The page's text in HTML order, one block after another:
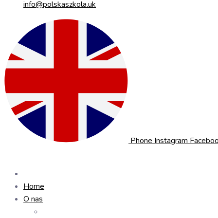
info@polskaszkola.uk
Phone Instagram
Home
O nas